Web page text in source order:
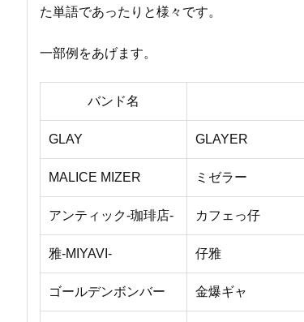
た単語であったりと様々です。
一部例をあげます。
バンド名
GLAY GLAYER
MALICE MIZER ミゼラー
アンティック-珈琲店- カフェっ仔
雅-MIYAVI- 仔雅
ゴールデンボンバー 金爆ギャ